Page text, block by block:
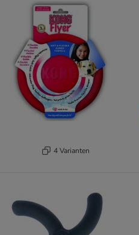
4 Varianten